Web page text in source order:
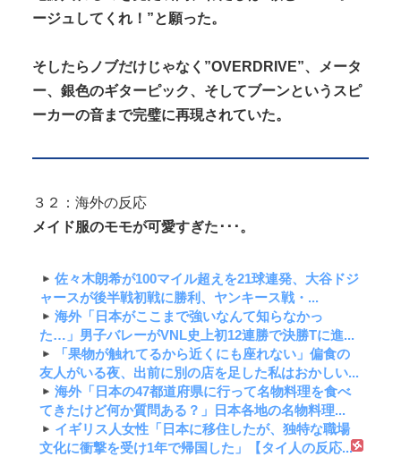
ージュしてくれ！”と願った。
そしたらノブだけじゃなく”OVERDRIVE”、メータ
ー、銀色のギターピック、そしてブーンというスピ
ーカーの音まで完璧に再現されていた。
３２：海外の反応
メイド服のモモが可愛すぎた･･･。
佐々木朗希が100マイル超えを21球連発、大谷ドジ
ャースが後半戦初戦に勝利、ヤンキース戦・...
海外「日本がここまで強いなんて知らなかっ
た…」男子バレーがVNL史上初12連勝で決勝Tに進...
「果物が触れてるから近くにも座れない」偏食の
友人がいる夜、出前に別の店を足した私はおかしい...
海外「日本の47都道府県に行って名物料理を食べ
てきたけど何か質問ある？」日本各地の名物料理...
イギリス人女性「日本に移住したが、独特な職場
文化に衝撃を受け1年で帰国した」【タイ人の反応...